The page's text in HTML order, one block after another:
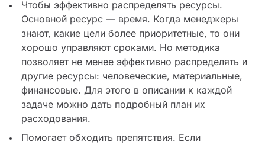
Чтобы эффективно распределять ресурсы.
Основной ресурс — время. Когда менеджеры
знают, какие цели более приоритетные, то они
хорошо управляют сроками. Но методика
позволяет не менее эффективно распределять и
другие ресурсы: человеческие, материальные,
финансовые. Для этого в описании к каждой
задаче можно дать подробный план их
расходования.
Помогает обходить препятствия. Если